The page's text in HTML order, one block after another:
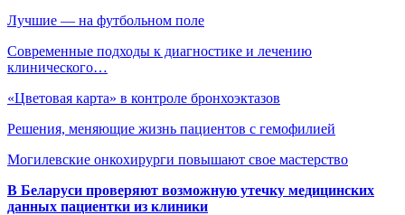
Лучшие — на футбольном поле
Современные подходы к диагностике и лечению
клинического…
«Цветовая карта» в контроле бронхоэктазов
Решения, меняющие жизнь пациентов с гемофилией
Могилевские онкохирурги повышают свое мастерство
В Беларуси проверяют возможную утечку медицинских
данных пациентки из клиники